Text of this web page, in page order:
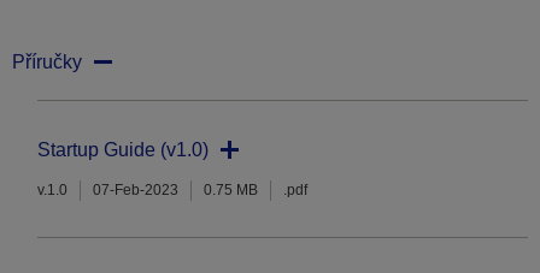
Příručky
Startup Guide (v1.0)
v.1.0 07-Feb-2023 0.75 MB .pdf